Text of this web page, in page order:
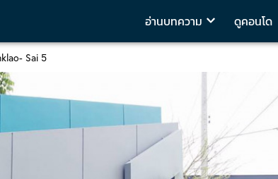
อ่านบทความ ดูคอนโด
Sai 5